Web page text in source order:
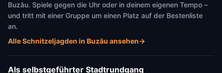
Buzău. Spiele gegen die Uhr oder in deinem eigenen Tempo –
und tritt mit einer Gruppe um einen Platz auf der Bestenliste
an.
Alle Schnitzeljagden in Buzău ansehen→
Als selbstgeführter Stadtrundgang